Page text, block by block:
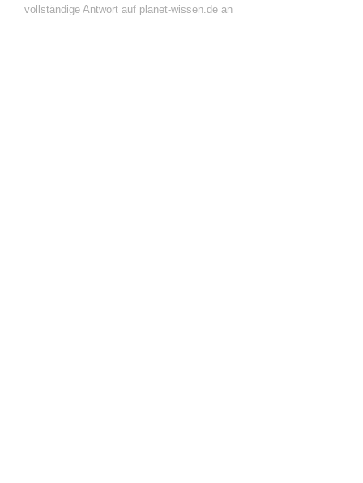
vollständige Antwort auf planet-wissen.de an